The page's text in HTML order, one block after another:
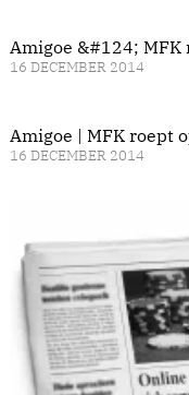
Amigoe &#124;
16 DECEMBER 2014
Amigoe | MFK roept
16 DECEMBER 2014